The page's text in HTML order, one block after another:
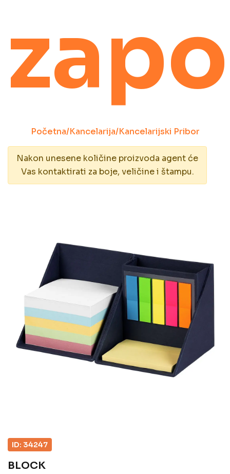
Početna/Kancelarija/Kancelarijski Pribor
Nakon unesene količine proizvoda agent će
Vas kontaktirati za boje, veličine i štampu.
ID: 34247
BLOCK